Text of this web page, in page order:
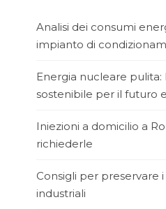
Analisi dei consumi
impianto di
Energia nucleare pulita:
sostenibile per il futuro
Iniezioni a domicilio a
richiederle
Consigli per preservare
industriali